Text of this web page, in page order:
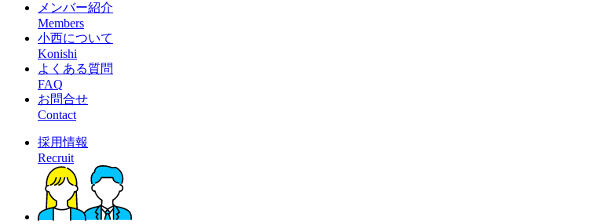
メンバー紹介
Members
小西について
Konishi
よくある質問
FAQ
お問合せ
Contact
採用情報
Recruit